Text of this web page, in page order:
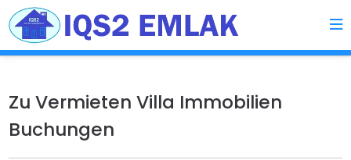
Zu Vermieten Villa Immobilien
Buchungen